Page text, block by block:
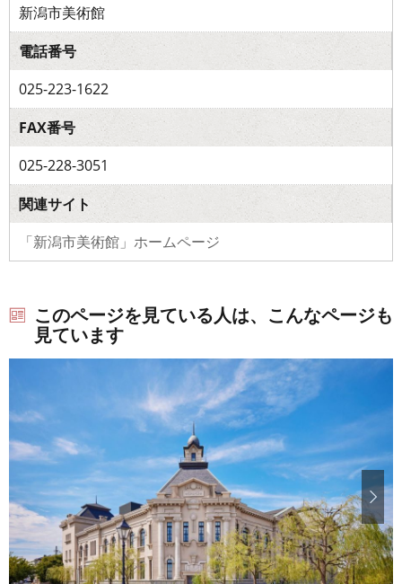
新潟市美術館
電話番号
025-223-1622
FAX番号
025-228-3051
関連サイト
「新潟市美術館」ホームページ
このページを見ている人は、こんなページも
見ています